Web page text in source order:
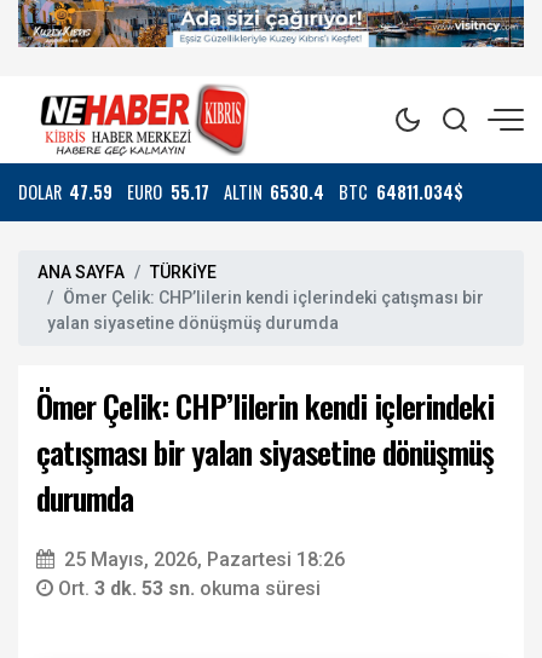
DOLAR 47.59 EURO 55.17 ALTIN 6530.4 BTC 64811.034$
ANA SAYFA
TÜRKİYE
Ömer Çelik: CHP’lilerin kendi içlerindeki çatışması bir
yalan siyasetine dönüşmüş durumda
Ömer Çelik: CHP’lilerin kendi içlerindeki
çatışması bir yalan siyasetine dönüşmüş
durumda
25 Mayıs, 2026, Pazartesi 18:26
Ort. 3 dk. 53 sn. okuma süresi